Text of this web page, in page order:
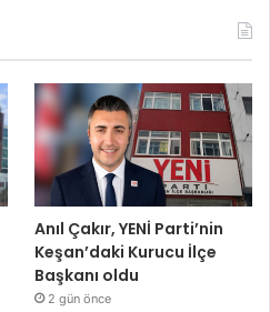
Anıl Çakır, YENİ Parti’nin
Keşan’daki Kurucu İlçe
Başkanı oldu
2 gün önce